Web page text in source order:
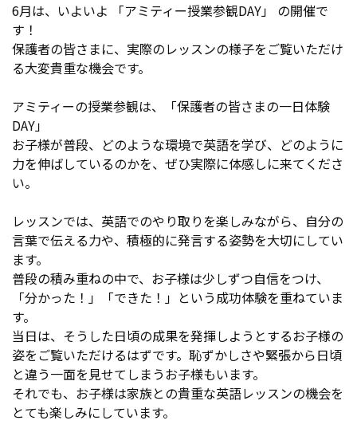
6月は、いよいよ 「アミティー授業参観DAY」 の開催で
す！
保護者の皆さまに、実際のレッスンの様子をご覧いただけ
る大変貴重な機会です。
アミティーの授業参観は、「保護者の皆さまの一日体験
DAY」
お子様が普段、どのような環境で英語を学び、どのように
力を伸ばしているのかを、ぜひ実際に体感しに来てくださ
い。
レッスンでは、英語でのやり取りを楽しみながら、自分の
言葉で伝える力や、積極的に発言する姿勢を大切にしてい
ます。
普段の積み重ねの中で、お子様は少しずつ自信をつけ、
「分かった！」「できた！」という成功体験を重ねていま
す。
当日は、そうした日頃の成果を発揮しようとするお子様の
姿をご覧いただけるはずです。恥ずかしさや緊張から日頃
と違う一面を見せてしまうお子様もいます。
それでも、お子様は家族との貴重な英語レッスンの機会を
とても楽しみにしています。